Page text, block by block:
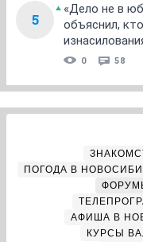
5
«Дело не в
объяснил,
0 58
ПОГОДА В
АФИША В
КУРСЫ